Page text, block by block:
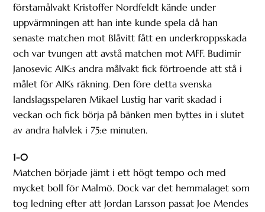
förstamålvakt Kristoffer Nordfeldt kände under
uppvärmningen att han inte kunde spela då han
senaste matchen mot Blåvitt fått en underkroppsskada
och var tvungen att avstå matchen mot MFF. Budimir
Janosevic AIK:s andra målvakt fick förtroende att stå i
målet för AIKs räkning. Den före detta svenska
landslagsspelaren Mikael Lustig har varit skadad i
veckan och fick börja på bänken men byttes in i slutet
av andra halvlek i 75:e minuten.
1-0
Matchen började jämt i ett högt tempo och med
mycket boll för Malmö. Dock var det hemmalaget som
tog ledning efter att Jordan Larsson passat Joe Mendes